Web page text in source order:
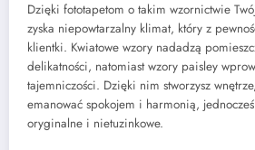
Dzięki fototapetom o takim wzornictwie
zyska niepowtarzalny klimat, który z
klientki. Kwiatowe wzory nadadzą
delikatności, natomiast wzory paisley
tajemniczości. Dzięki nim stworzysz
emanować spokojem i harmonią,
oryginalne i nietuzinkowe.